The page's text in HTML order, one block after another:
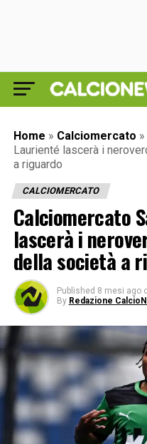
Home » Calciomercato »
Laurienté lascerà i
a riguardo
CALCIOMERCATO
Calciomercato
lascerà i
della società a
Published 8 mesi ago
By Redazione